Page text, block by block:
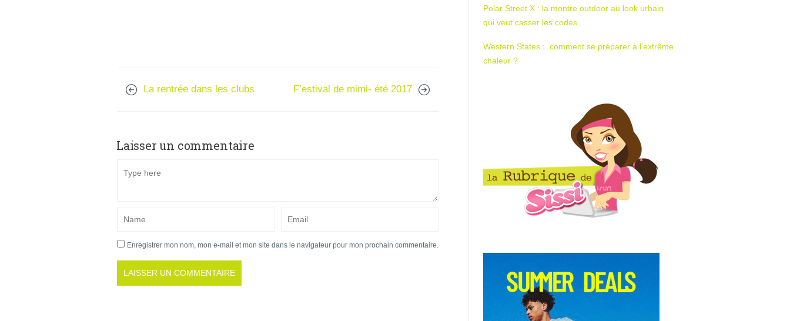
La rentrée dans les clubs F’estival de mimi- été 2017
Laisser un commentaire
Enregistrer mon nom, mon e-mail et mon site dans le navigateur pour mon prochain commentaire.
Polar Street X : la montre outdoor au look urbain
qui veut casser les codes
Western States : comment se préparer à l’extrême
chaleur ?